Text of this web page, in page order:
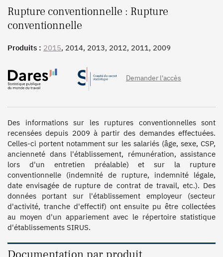
Rupture conventionnelle : Rupture
conventionnelle
Produits : 2015, 2014, 2013, 2012, 2011, 2009
Demander l'accès
Des informations sur les ruptures conventionnelles sont
recensées depuis 2009 à partir des demandes effectuées.
Celles-ci portent notamment sur les salariés (âge, sexe, CSP,
ancienneté dans l'établissement, rémunération, assistance
lors d'un entretien préalable) et sur la rupture
conventionnelle (indemnité de rupture, indemnité légale,
date envisagée de rupture de contrat de travail, etc.). Des
données portant sur l'établissement employeur (secteur
d'activité, tranche d'effectif) ont ensuite pu être collectées
au moyen d'un appariement avec le répertoire statistique
d'établissements SIRUS.